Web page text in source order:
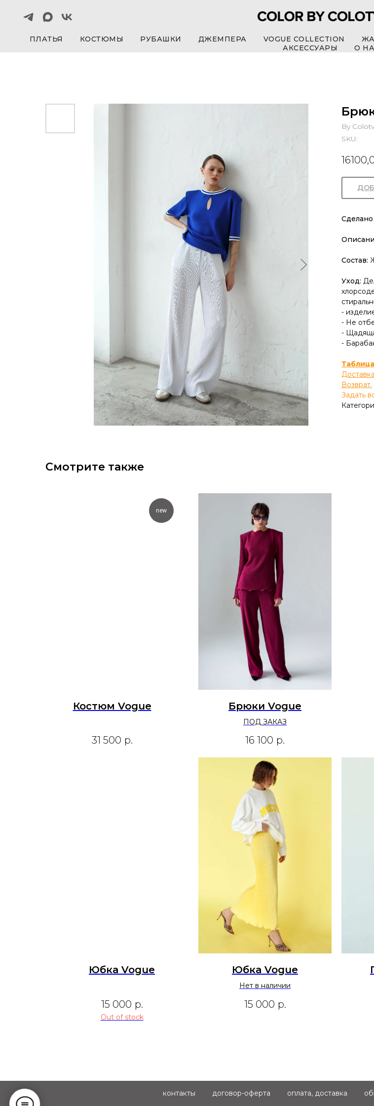
ПЛАТЬЯ КОСТЮМЫ РУБАШКИ ДЖЕМПЕРА VOGUE COLLECTION
АКСЕССУАРЫ
О
By
SKU:
Состав:
Уход:
-
- Не
-
-
Возврат.
Задать
Смотрите также
new
Костюм Vogue
31 500 р.
Брюки Vogue
ПОД ЗАКАЗ
16 100 р.
Юбка Vogue
15 000 р.
Out of stock
Юбка Vogue
Нет в наличии
15 000 р.
контакты договор-оферта оплата, доставка